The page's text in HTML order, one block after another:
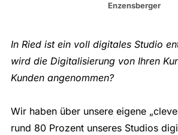
Enzensberger
In Ried ist ein voll digitales Studio
wird die Digitalisierung von Ihren
Kunden angenommen?
Wir haben über unsere eigene
rund 80 Prozent unseres Studios